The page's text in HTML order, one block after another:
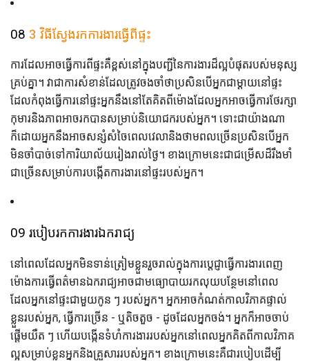
08 3 វិធីស្វែងរកការងារធ្វើពីផ្ទះ
ការដែលអាចធ្វើការពីផ្ទះគឺខ្ពស់នៅក្នុងបញ្ជីនៃការងារដ៏ល្អបំផុតរបស់មនុស្ស
គ្រប់គ្នា។ វាជាការសំខាន់ដែលត្រូវចងចាំថាប្រសិនបើអ្នកជាម្ដាយនៅផ្ទះ
ដែលកំពុងធ្វើការនៅផ្ទះអ្នកនឹងនៅតែគិតពីម៉ោងដែលអ្នកអាចធ្វើការថែរក្សា
កុមារនិងភាពអាចរកបានសម្រាប់និយោជករបស់អ្នក។ ទោះជាយ៉ាងណា
ក៏ដោយអ្នកនឹងអាចសន្សំសំចៃពេលវេលានិងថាមពលច្រើនប្រសិនបើអ្នក
មិនចាំបាច់ទៅការិយាល័យរៀងរាល់ថ្ងៃ។ ខាងក្រោមនេះជាជម្រើសដ៏រឹងមាំ
ជាច្រើនសម្រាប់ការបង្កើតការងារនៅផ្ទះរបស់អ្នក។
09 របៀបរកការងារឯករាជ្យ
នៅពេលដែលអ្នកមិនទាន់ត្រៀមខ្លួនរួចរាល់ក្នុងការប្តេជ្ញាធ្វើការងារពេញ
ម៉ោងការធ្វើពត៌មានឯករាជ្យអាចជាមធ្យោបាយរកលុយបន្ថែមនៅពេល
ដែលអ្នកនៅផ្ទះជាមួយកូន ៗ របស់អ្នក។ អ្នកអាចកំណត់កាលវិភាគផ្ទាល់
ខ្លួនរបស់អ្នក, ធ្វើការច្រើន - ឬតិចតួច - ដូចដែលអ្នកចង់។ អ្នកក៏អាចចាប់
ផ្តើមយឺត ៗ ហើយបង្កើនទំហំការងាររបស់អ្នកនៅពេលអ្នកគិតពីកាលវិភាគ
ល្អសម្រាប់ខ្លួនអ្នកនិងគ្រួសាររបស់អ្នក។ ខាងក្រោមនេះគឺជារបៀបដើម្បី